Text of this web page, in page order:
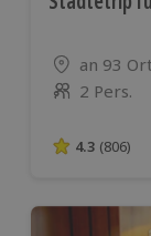
Standort
an 93
Anzahl der
2 Pers.
4.3 von 5
4.3 (806)